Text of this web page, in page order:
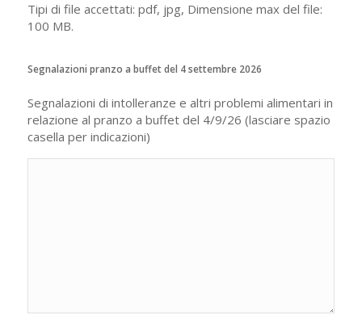
Tipi di file accettati: pdf, jpg, Dimensione max del file:
100 MB.
Segnalazioni pranzo a buffet del 4 settembre 2026
Segnalazioni di intolleranze e altri problemi alimentari in
relazione al pranzo a buffet del 4/9/26 (lasciare spazio
casella per indicazioni)